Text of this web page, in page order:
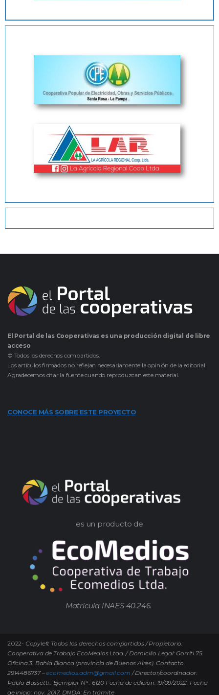
El Portal de las Cooperativas es una producción digital de libre
acceso
© Todos los derechos compartidos.
Los artículos firmados no reflejan necesariamente la opinión de la editorial.
Agradecemos citar la fuente cuando reproduzcan este material.
CONOCE MÁS SOBRE ESTE PROYECTO
es un producto de
Matrícula INAES 40.246.
2022- Copyleft Todos los derechos compartidos / Propietario:
Cooperativa de Trabajo EcoMedios Ltda. / Domicilio Legal: Gorriti 75.
Oficina 3. Bahía Blanca (provincia de Buenos Aires). Contacto.
2914486737 –ecomedios.adm@gmail.com / Director/coordinador:
Pablo Bussetti.. Ejemplar N° : 6120 Fecha de edición: 19/09/2022. Fecha
de inicio: nov. 2017. DNDA: En trámite